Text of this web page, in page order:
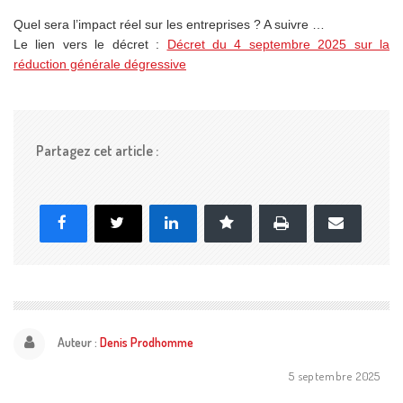
Quel sera l’impact réel sur les entreprises ? A suivre …
Le lien vers le décret : Décret du 4 septembre 2025 sur la
réduction générale dégressive
Partagez cet article :
Facebook LinkedIn Marque-page
Imprimer
mail
Auteur : Denis Prodhomme
5 septembre 2025